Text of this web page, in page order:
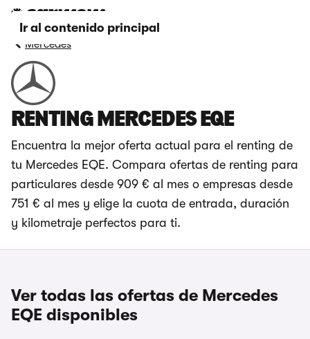
Ir al contenido principal
Mercedes
RENTING MERCEDES EQE
Encuentra la mejor oferta actual para el renting de
tu Mercedes EQE. Compara ofertas de renting para
particulares desde 909 € al mes o empresas desde
751 € al mes y elige la cuota de entrada, duración
y kilometraje perfectos para ti.
Ver todas las ofertas de Mercedes
EQE disponibles